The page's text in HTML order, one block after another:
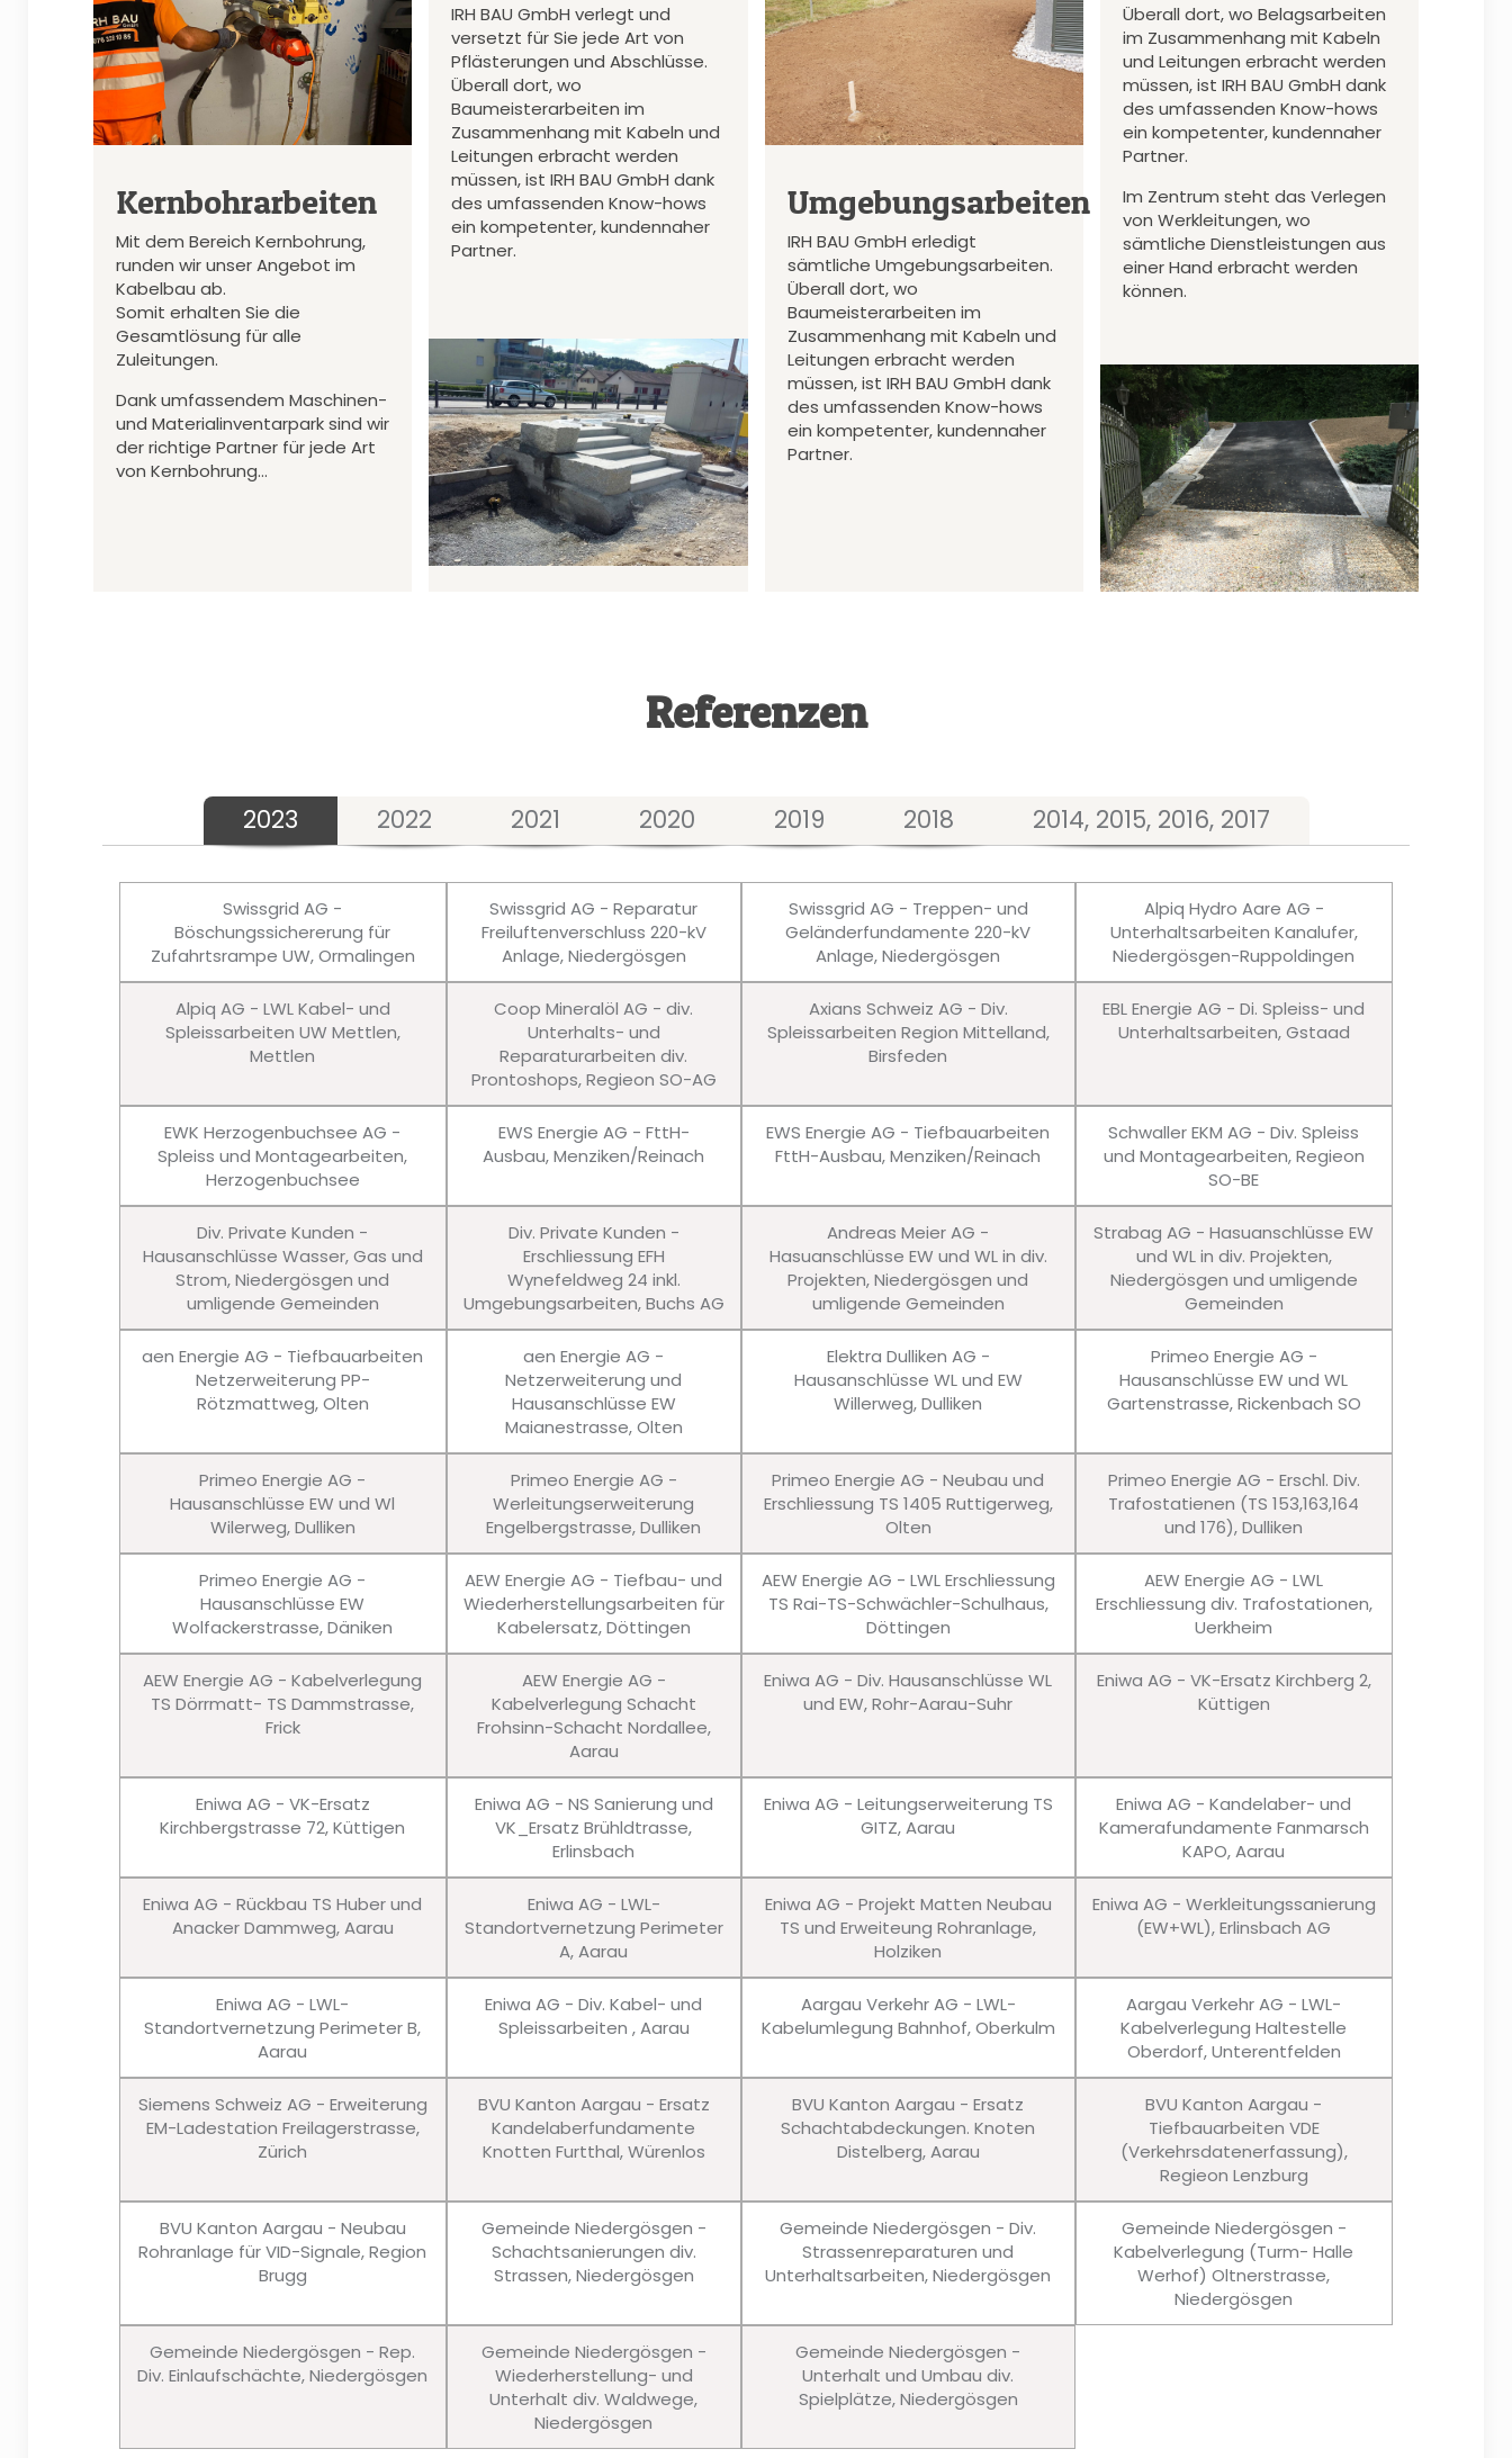
Kernbohrarbeiten
Mit dem Bereich Kernbohrung,
runden wir unser Angebot im
Kabelbau ab.
Somit erhalten Sie die
Gesamtlösung für alle
Zuleitungen.
Dank umfassendem Maschinen-
und Materialinventarpark sind wir
der richtige Partner für jede Art
von Kernbohrung…
IRH BAU GmbH verlegt und
versetzt für Sie jede Art von
Pflästerungen und Abschlüsse.
Überall dort, wo
Baumeisterarbeiten im
Zusammenhang mit Kabeln und
Leitungen erbracht werden
müssen, ist IRH BAU GmbH dank
des umfassenden Know-hows
ein kompetenter, kundennaher
Partner.
Umgebungsarbeiten
IRH BAU GmbH erledigt
sämtliche Umgebungsarbeiten.
Überall dort, wo
Baumeisterarbeiten im
Zusammenhang mit Kabeln und
Leitungen erbracht werden
müssen, ist IRH BAU GmbH dank
des umfassenden Know-hows
ein kompetenter, kundennaher
Partner.
Überall dort, wo Belagsarbeiten
im Zusammenhang mit Kabeln
und Leitungen erbracht werden
müssen, ist IRH BAU GmbH dank
des umfassenden Know-hows
ein kompetenter, kundennaher
Partner.
Im Zentrum steht das Verlegen
von Werkleitungen, wo
sämtliche Dienstleistungen aus
einer Hand erbracht werden
können.
Referenzen
2023 2022 2021 2020 2019 2018 2014, 2015, 2016, 2017
Swissgrid AG -
Böschungssichererung für
Zufahrtsrampe UW, Ormalingen
Swissgrid AG - Reparatur
Freiluftenverschluss 220-kV
Anlage, Niedergösgen
Swissgrid AG - Treppen- und
Geländerfundamente 220-kV
Anlage, Niedergösgen
Alpiq Hydro Aare AG -
Unterhaltsarbeiten Kanalufer,
Niedergösgen-Ruppoldingen
Alpiq AG - LWL Kabel- und
Spleissarbeiten UW Mettlen,
Mettlen
Coop Mineralöl AG - div.
Unterhalts- und
Reparaturarbeiten div.
Prontoshops, Regieon SO-AG
Axians Schweiz AG - Div.
Spleissarbeiten Region Mittelland,
Birsfeden
EBL Energie AG - Di. Spleiss- und
Unterhaltsarbeiten, Gstaad
EWK Herzogenbuchsee AG -
Spleiss und Montagearbeiten,
Herzogenbuchsee
EWS Energie AG - FttH-
Ausbau, Menziken/Reinach
EWS Energie AG - Tiefbauarbeiten
FttH-Ausbau, Menziken/Reinach
Schwaller EKM AG - Div. Spleiss
und Montagearbeiten, Regieon
SO-BE
Div. Private Kunden -
Hausanschlüsse Wasser, Gas und
Strom, Niedergösgen und
umligende Gemeinden
Div. Private Kunden -
Erschliessung EFH
Wynefeldweg 24 inkl.
Umgebungsarbeiten, Buchs AG
Andreas Meier AG -
Hasuanschlüsse EW und WL in div.
Projekten, Niedergösgen und
umligende Gemeinden
Strabag AG - Hasuanschlüsse EW
und WL in div. Projekten,
Niedergösgen und umligende
Gemeinden
aen Energie AG - Tiefbauarbeiten
Netzerweiterung PP-
Rötzmattweg, Olten
aen Energie AG -
Netzerweiterung und
Hausanschlüsse EW
Maianestrasse, Olten
Elektra Dulliken AG -
Hausanschlüsse WL und EW
Willerweg, Dulliken
Primeo Energie AG -
Hausanschlüsse EW und WL
Gartenstrasse, Rickenbach SO
Primeo Energie AG -
Hausanschlüsse EW und Wl
Wilerweg, Dulliken
Primeo Energie AG -
Werleitungserweiterung
Engelbergstrasse, Dulliken
Primeo Energie AG - Neubau und
Erschliessung TS 1405 Ruttigerweg,
Olten
Primeo Energie AG - Erschl. Div.
Trafostatienen (TS 153,163,164
und 176), Dulliken
Primeo Energie AG -
Hausanschlüsse EW
Wolfackerstrasse, Däniken
AEW Energie AG - Tiefbau- und
Wiederherstellungsarbeiten für
Kabelersatz, Döttingen
AEW Energie AG - LWL Erschliessung
TS Rai-TS-Schwächler-Schulhaus,
Döttingen
AEW Energie AG - LWL
Erschliessung div. Trafostationen,
Uerkheim
AEW Energie AG - Kabelverlegung
TS Dörrmatt- TS Dammstrasse,
Frick
AEW Energie AG -
Kabelverlegung Schacht
Frohsinn-Schacht Nordallee,
Aarau
Eniwa AG - Div. Hausanschlüsse WL
und EW, Rohr-Aarau-Suhr
Eniwa AG - VK-Ersatz Kirchberg 2,
Küttigen
Eniwa AG - VK-Ersatz
Kirchbergstrasse 72, Küttigen
Eniwa AG - NS Sanierung und
VK_Ersatz Brühldtrasse,
Erlinsbach
Eniwa AG - Leitungserweiterung TS
GITZ, Aarau
Eniwa AG - Kandelaber- und
Kamerafundamente Fanmarsch
KAPO, Aarau
Eniwa AG - Rückbau TS Huber und
Anacker Dammweg, Aarau
Eniwa AG - LWL-
Standortvernetzung Perimeter
A, Aarau
Eniwa AG - Projekt Matten Neubau
TS und Erweiteung Rohranlage,
Holziken
Eniwa AG - Werkleitungssanierung
(EW+WL), Erlinsbach AG
Eniwa AG - LWL-
Standortvernetzung Perimeter B,
Aarau
Eniwa AG - Div. Kabel- und
Spleissarbeiten , Aarau
Aargau Verkehr AG - LWL-
Kabelumlegung Bahnhof, Oberkulm
Aargau Verkehr AG - LWL-
Kabelverlegung Haltestelle
Oberdorf, Unterentfelden
Siemens Schweiz AG - Erweiterung
EM-Ladestation Freilagerstrasse,
Zürich
BVU Kanton Aargau - Ersatz
Kandelaberfundamente
Knotten Furtthal, Würenlos
BVU Kanton Aargau - Ersatz
Schachtabdeckungen. Knoten
Distelberg, Aarau
BVU Kanton Aargau -
Tiefbauarbeiten VDE
(Verkehrsdatenerfassung),
Regieon Lenzburg
BVU Kanton Aargau - Neubau
Rohranlage für VID-Signale, Region
Brugg
Gemeinde Niedergösgen -
Schachtsanierungen div.
Strassen, Niedergösgen
Gemeinde Niedergösgen - Div.
Strassenreparaturen und
Unterhaltsarbeiten, Niedergösgen
Gemeinde Niedergösgen -
Kabelverlegung (Turm- Halle
Werhof) Oltnerstrasse,
Niedergösgen
Gemeinde Niedergösgen - Rep.
Div. Einlaufschächte, Niedergösgen
Gemeinde Niedergösgen -
Wiederherstellung- und
Unterhalt div. Waldwege,
Niedergösgen
Gemeinde Niedergösgen -
Unterhalt und Umbau div.
Spielplätze, Niedergösgen